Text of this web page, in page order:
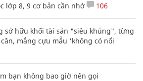
lớp 8, 9 cơ bản cần nhớ 106
sở hữu khối tài sản "siêu khủng", từng
mắng cựu mẫu 'không có nổi
bạn không bao giờ nên gọi